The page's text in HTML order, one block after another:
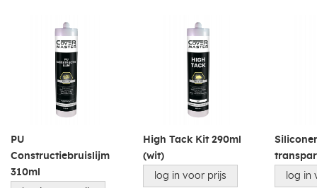
PU
Constructiebruislijm
310ml
High Tack Kit 290ml
(wit)
log in voor prijs
log in